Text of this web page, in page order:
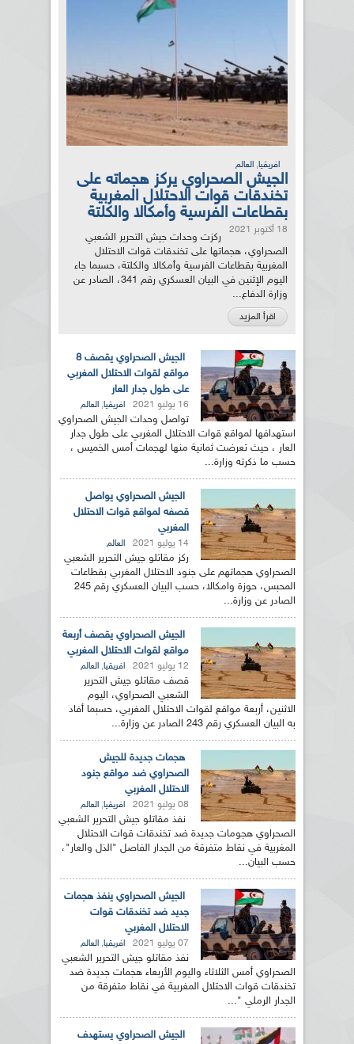
افريقيا, العالم
الجيش الصحراوي يركز هجماته على
تخندقات قوات الاحتلال المغربية
بقطاعات الفرسية وأمكالا والكلتة
18 أكتوبر 2021
ركزت وحدات جيش التحرير الشعبي
الصحراوي، هجماتها على تخندقات قوات الاحتلال
المغربية بقطاعات الفرسية وأمكالا والكلتة، حسبما جاء
اليوم الإثنين في البيان العسكري رقم 341، الصادر عن
وزارة الدفاع...
اقرأ المزيد
الجيش الصحراوي يقصف 8
مواقع لقوات الاحتلال المغربي
على طول جدار العار
16 يوليو 2021 افريقيا, العالم
تواصل وحدات الجيش الصحراوي
استهدافها لمواقع قوات الاحتلال المغربي على طول جدار
العار ، حيث تعرضت ثمانية منها لهجمات أمس الخميس ،
حسب ما ذكرته وزارة...
الجيش الصحراوي يواصل
قصفه لمواقع قوات الاحتلال
المغربي
14 يوليو 2021 العالم
ركز مقاتلو جيش التحرير الشعبي
الصحراوي هجماتهم على جنود الاحتلال المغربي بقطاعات
المحبس، حوزة وامكالا، حسب البيان العسكري رقم 245
الصادر عن وزارة...
الجيش الصحراوي يقصف أربعة
مواقع لقوات الاحتلال المغربي
12 يوليو 2021 افريقيا, العالم
قصف مقاتلو جيش التحرير
الشعبي الصحراوي، اليوم
الاثنين، أربعة مواقع لقوات الاحتلال المغربي، حسبما أفاد
به البيان العسكري رقم 243 الصادر عن وزارة...
هجمات جديدة للجيش
الصحراوي ضد مواقع جنود
الاحتلال المغربي
08 يوليو 2021 افريقيا, العالم
نفذ مقاتلو جيش التحرير الشعبي
الصحراوي هجومات جديدة ضد تخندقات قوات الاحتلال
المغربية في نقاط متفرقة من الجدار الفاصل "الذل والعار"،
حسب البيان...
الجيش الصحراوي ينفذ هجمات
جديد ضد تخندقات قوات
الاحتلال المغربي
07 يوليو 2021 افريقيا, العالم
نفذ مقاتلو جيش التحرير الشعبي
الصحراوي أمس الثلاثاء واليوم الأربعاء هجمات جديدة ضد
تخندقات قوات الاحتلال المغربية في نقاط متفرقة من
الجدار الرملي "...
الجيش الصحراوي يستهدف